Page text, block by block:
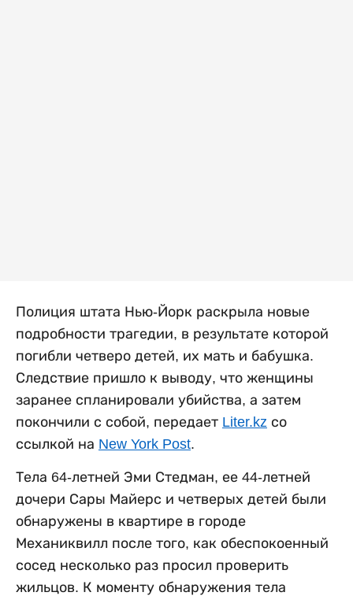
Полиция штата Нью-Йорк раскрыла новые
подробности трагедии, в результате которой
погибли четверо детей, их мать и бабушка.
Следствие пришло к выводу, что женщины
заранее спланировали убийства, а затем
покончили с собой, передает Liter.kz со
ссылкой на New York Post.
Тела 64-летней Эми Стедман, ее 44-летней
дочери Сары Майерс и четверых детей были
обнаружены в квартире в городе
Механиквилл после того, как обеспокоенный
сосед несколько раз просил проверить
жильцов. К моменту обнаружения тела